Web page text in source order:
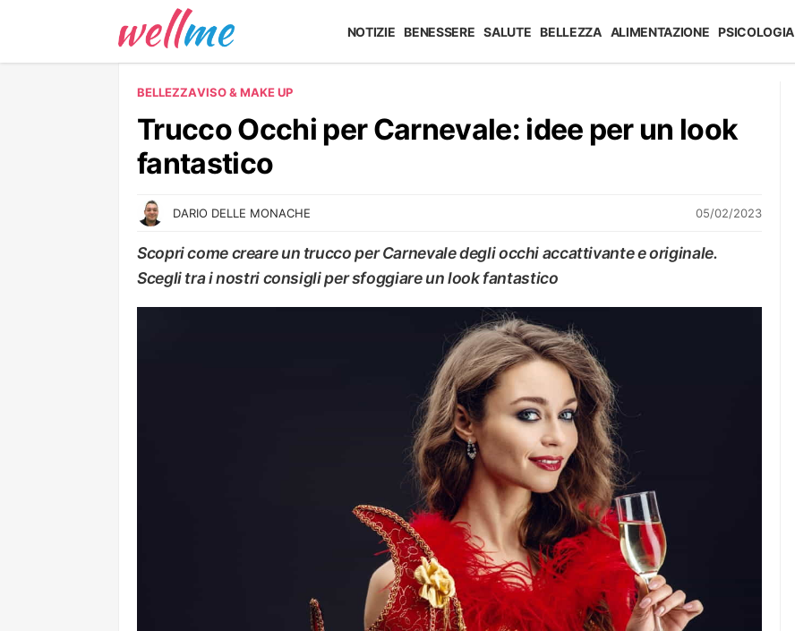
NOTIZIE BENESSERE SALUTE BELLEZZA ALIMENTAZIONE PSICOLOGIA
BELLEZZAVISO & MAKE UP
Trucco Occhi per Carnevale: idee per un look
fantastico
DARIO DELLE MONACHE 05/02/2023
Scopri come creare un trucco per Carnevale degli occhi accattivante e originale.
Scegli tra i nostri consigli per sfoggiare un look fantastico